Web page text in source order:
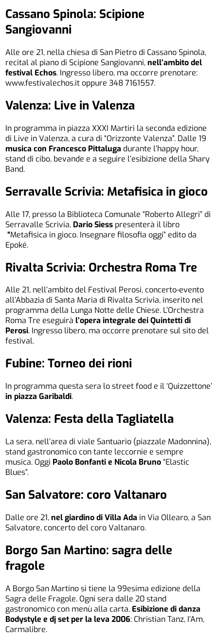
Cassano Spinola: Scipione
Sangiovanni
Alle ore 21, nella chiesa di San Pietro di Cassano Spinola,
recital al piano di Scipione Sangiovanni,nell’ambito del
festival Echos. Ingresso libero, ma occorre prenotare:
www.festivalechos.it oppure 348 7161557.
Valenza: Live in Valenza
In programma in piazza XXXI Martiri la seconda edizione
di Live in Valenza, a cura di “Orizzonte Valenza”. Dalle 19
musica con Francesco Pittaluga durante l’happy hour,
stand di cibo, bevande e a seguire l’esibizione della Shary
Band.
Serravalle Scrivia: Metafisica in gioco
Alle 17, presso la Biblioteca Comunale “Roberto Allegri” di
Serravalle Scrivia, Dario Siess presenterà il libro
“Metafisica in gioco. Insegnare filosofia oggi” edito da
Epoké.
Rivalta Scrivia: Orchestra Roma Tre
Alle 21, nell’ambito del Festival Perosi, concerto-evento
all’Abbazia di Santa Maria di Rivalta Scrivia, inserito nel
programma della Lunga Notte delle Chiese. L’Orchestra
Roma Tre eseguiràl’opera integrale dei Quintetti di
Perosi. Ingresso libero, ma occorre prenotare sul sito del
festival.
Fubine: Torneo dei rioni
In programma questa sera lo street food e il ‘Quizzettone’
in piazza Garibaldi.
Valenza: Festa della Tagliatella
La sera, nell’area di viale Santuario (piazzale Madonnina),
stand gastronomico con tante leccornie e sempre
musica. Oggi Paolo Bonfanti e Nicola Bruno“Elastic
Blues”.
San Salvatore: coro Valtanaro
Dalle ore 21,nel giardino di Villa Ada in Via Ollearo, a San
Salvatore, concerto del coro Valtanaro.
Borgo San Martino: sagra delle
fragole
A Borgo San Martino si tiene la 99esima edizione della
Sagra delle Fragole. Ogni sera dalle 20 stand
gastronomico con menù alla carta. Esibizione di danza
Bodystyle e dj set per la leva 2006: Christian Tanz, I’Am,
Carmalibre.